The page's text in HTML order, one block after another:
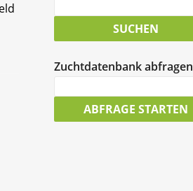
nach:
SUCHEN
Zuchtdatenbank abfragen
Zuchtdatenbank
durchsuchen:
ABFRAGE STARTEN